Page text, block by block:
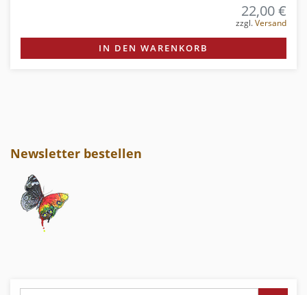
22,00 €
zzgl.Versand
IN DEN WARENKORB
Newsletter bestellen